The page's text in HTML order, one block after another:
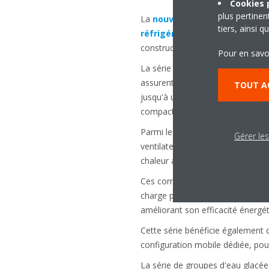
La nouvelle série de
réfrigérant R-32
peut s'avérer
constructions résidentielles,
La série de groupes d'eau
assurent le chauffage ou le
jusqu'à une température de 60
compact. La version pompe à
Parmi les remarquables
ventilateurs à Inverter CC haute
chaleur avec des variantes
Ces composants font du
charge pour assurer que le
améliorant son efficacité
Cette série bénéficie également
configuration mobile dédiée,
La série de groupes d'eau
Cookies
plus
tiers, ainsi
Pour en
TOUT
Gérer